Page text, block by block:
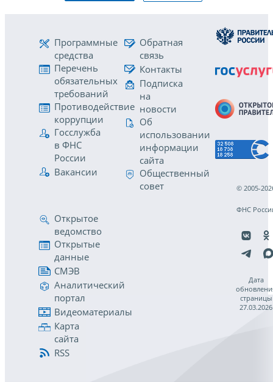
Программные
средства
Перечень
обязательных
требований
Противодействие
коррупции
Госслужба
в ФНС
России
Вакансии
Обратная
связь
Контакты
Подписка
на
новости
Об
использовании
информации
сайта
Общественный
совет
Открытое
ведомство
Открытые
данные
СМЭВ
Аналитический
портал
Видеоматериалы
Карта
сайта
RSS
© 2005-
ФНС
Дата
страницы
27.03.2026